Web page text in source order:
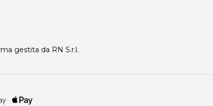
gestita da RN S.r.l.